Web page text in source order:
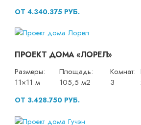
ОТ 4.340.375 РУБ.
ПРОЕКТ ДОМА «ЛОРЕЛ»
Размеры:
11×11 м
Площадь:
105,5 м2
Комнат:
3
ОТ 3.428.750 РУБ.